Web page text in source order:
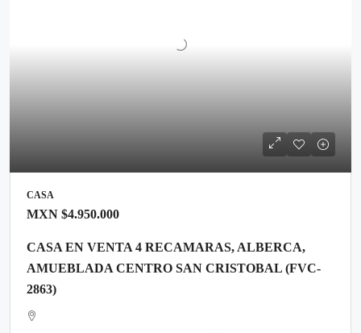
CASA
MXN $4.950.000
CASA EN VENTA 4 RECAMARAS, ALBERCA,
AMUEBLADA CENTRO SAN CRISTOBAL (FVC-
2863)